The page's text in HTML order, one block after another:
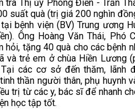
tra Thị ủy Phong Điền - Trần
suất quà (trị giá 200 nghìn
bệnh viện (BV) Trung ương
Ông Hoàng Văn Thái, Phó
hỏi, tặng 40 quà cho các bệnh
và trẻ em ở chùa Hiền Lương
các cơ sở đến thăm, lãnh
thần người thân, phụ huynh
trị từ các y, bác sĩ để nhanh
học tập tốt.